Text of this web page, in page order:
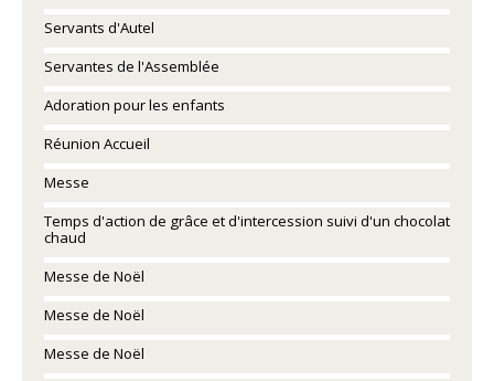
Servants d'Autel
Servantes de l'Assemblée
Adoration pour les enfants
Réunion Accueil
Messe
Temps d'action de grâce et d'intercession suivi d'un chocolat
chaud
Messe de Noël
Messe de Noël
Messe de Noël